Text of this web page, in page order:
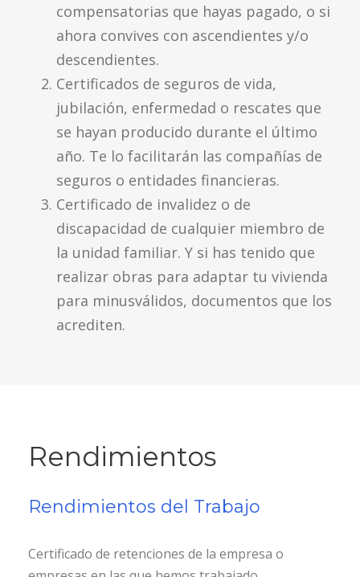
compensatorias que hayas pagado, o si
ahora convives con ascendientes y/o
descendientes.
Certificados de seguros de vida,
jubilación, enfermedad o rescates que
se hayan producido durante el último
año. Te lo facilitarán las compañías de
seguros o entidades financieras.
Certificado de invalidez o de
discapacidad de cualquier miembro de
la unidad familiar. Y si has tenido que
realizar obras para adaptar tu vivienda
para minusválidos, documentos que los
acrediten.
Rendimientos
Rendimientos del Trabajo
Certificado de retenciones de la empresa o